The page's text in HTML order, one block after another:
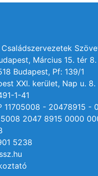
Március 15. tér 8.
Budapest, Pf: 139/1
XXI. kerület, Nap u. 8.
1-41
11705008 - 20478915 -
5008 2047 8915 0000
5238